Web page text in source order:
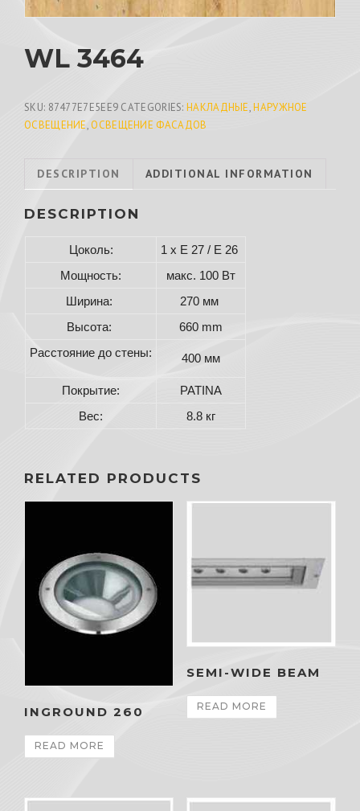
WL 3464
SKU: 87477E7E5EE9 CATEGORIES:НАКЛАДНЫЕ,НАРУЖНОЕ
ОСВЕЩЕНИЕ, ОСВЕЩЕНИЕ ФАСАДОВ
DESCRIPTION ADDITIONAL INFORMATION
DESCRIPTION
Цоколь:
1 x E 27 / E 26
Мощность:
макс. 100 Вт
Ширина:
270 мм
Высота:
660 mm
Расстояние до стены:
400 мм
Покрытие:
PATINA
Вес:
8.8 кг
RELATED PRODUCTS
INGROUND 260
READ MORE
SEMI-WIDE BEAM
READ MORE